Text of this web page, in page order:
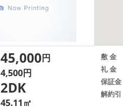
45,000円
4,500円
2DK
45.11㎡
敷 金
礼 金
保証金
解約引